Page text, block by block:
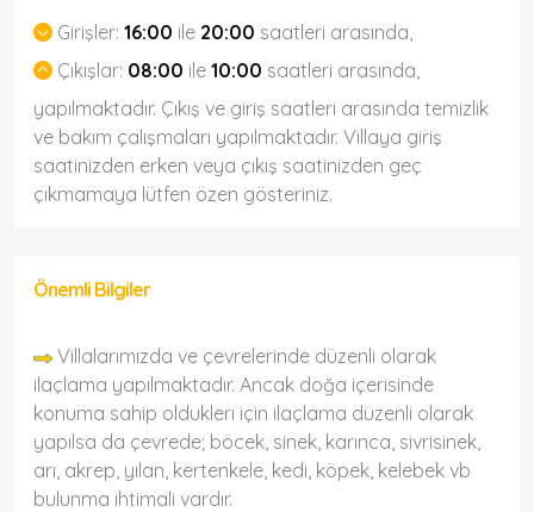
Girişler: 16:00 ile 20:00 saatleri arasında,
Çıkışlar: 08:00 ile 10:00 saatleri arasında,
yapılmaktadır. Çıkış ve giriş saatleri arasında temizlik
ve bakım çalışmaları yapılmaktadır. Villaya giriş
saatinizden erken veya çıkış saatinizden geç
çıkmamaya lütfen özen gösteriniz.
Önemli Bilgiler
Villalarımızda ve çevrelerinde düzenli olarak
ilaçlama yapılmaktadır. Ancak doğa içerisinde
konuma sahip olduklerı için ilaçlama düzenli olarak
yapılsa da çevrede; böcek, sinek, karınca, sivrisinek,
arı, akrep, yılan, kertenkele, kedi, köpek, kelebek vb
bulunma ihtimali vardır.